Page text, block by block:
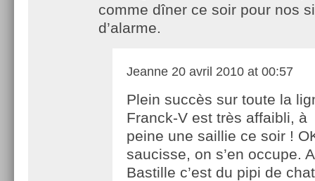
comme dîner ce soir pour nos
d’alarme.
Jeanne 20 avril 2010 at 00:57
Plein succès sur toute la
Franck-V est très affaibli, à
peine une saillie ce soir !
saucisse, on s’en occupe.
Bastille c’est du pipi de